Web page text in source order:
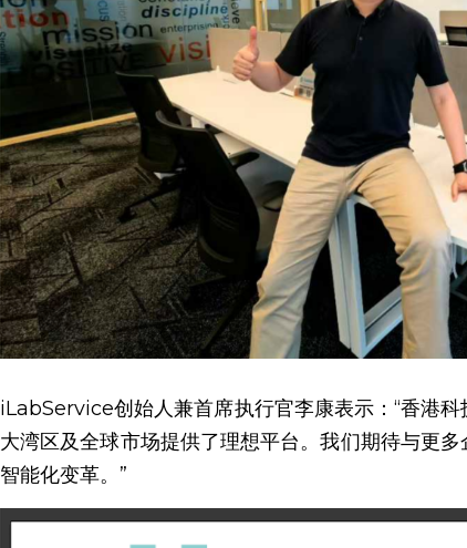
iLabService创始人兼首席执行官李康表示：“香港
大湾区及全球市场提供了理想平台。我们期待与更
智能化变革。”